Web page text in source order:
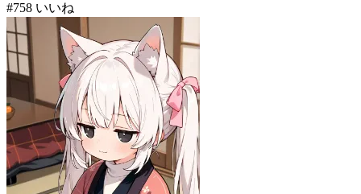
#758 いいね